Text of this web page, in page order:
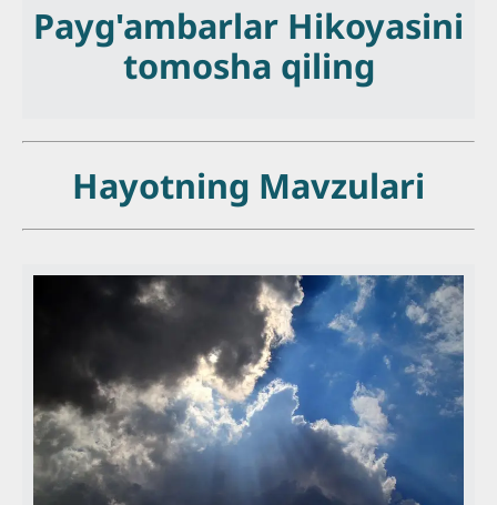
Payg'ambarlar Hikoyasini
tomosha qiling
Hayotning Mavzulari